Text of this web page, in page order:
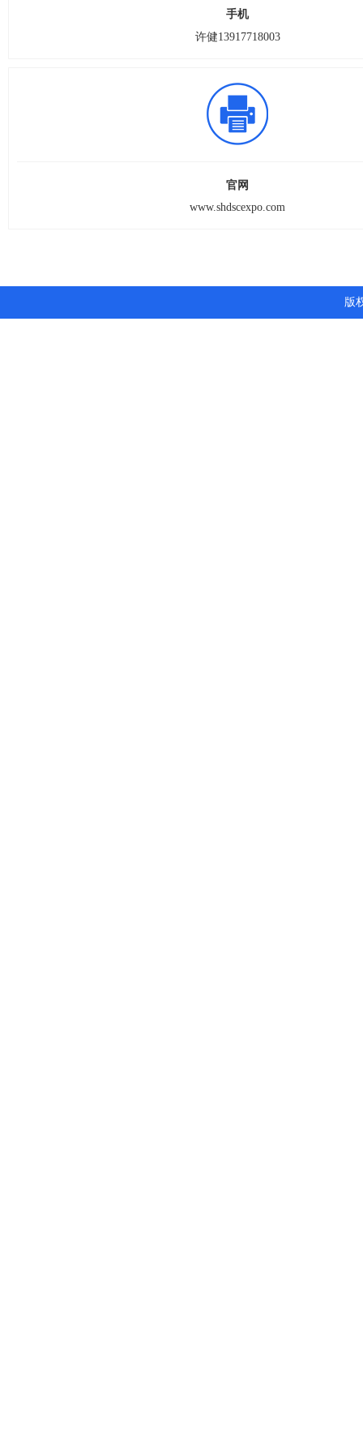
手机
许健13917718003
官网
www.shdscexpo.com
版